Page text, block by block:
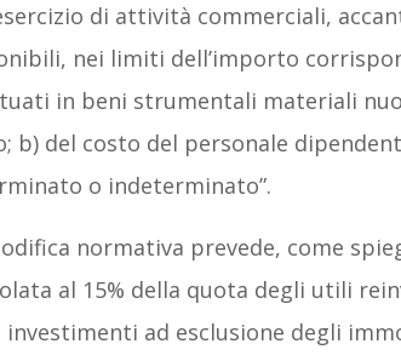
di attività commerciali,
nei limiti dell’importo
in beni strumentali materiali
b) del costo del personale
o indeterminato”.
normativa prevede, come
al 15% della quota degli utili
investimenti ad esclusione degli